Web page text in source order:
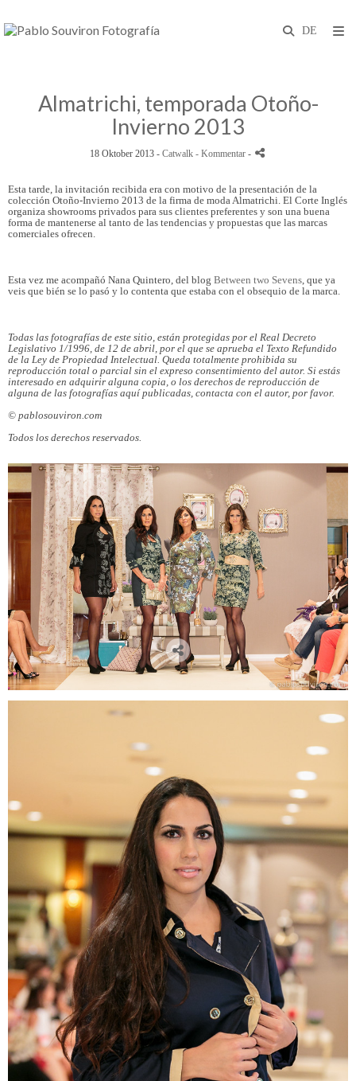
Almatrichi, temporada Otoño-
Invierno 2013
18 Oktober 2013 - Catwalk - Kommentar -
Esta tarde, la invitación recibida era con motivo de la presentación de la
colección Otoño-Invierno 2013 de la firma de moda Almatrichi. El Corte Inglés
organiza showrooms privados para sus clientes preferentes y son una buena
forma de mantenerse al tanto de las tendencias y propuestas que las marcas
comerciales ofrecen.
Esta vez me acompañó Nana Quintero, del blog Between two Sevens, que ya
veis que bién se lo pasó y lo contenta que estaba con el obsequio de la marca.
Todas las fotografías de este sitio, están protegidas por el Real Decreto
Legislativo 1/1996, de 12 de abril, por el que se aprueba el Texto Refundido
de la Ley de Propiedad Intelectual. Queda totalmente prohibida su
reproducción total o parcial sin el expreso consentimiento del autor. Si estás
interesado en adquirir alguna copia, o los derechos de reproducción de
alguna de las fotografías aquí publicadas, contacta con el autor, por favor.
© pablosouviron.com
Todos los derechos reservados.